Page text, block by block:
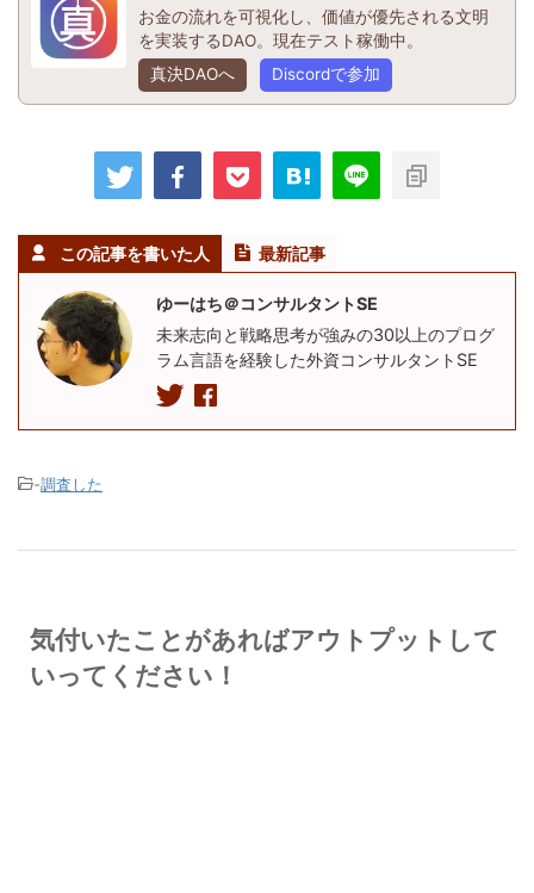
お金の流れを可視化し、価値が優先される文明
を実装するDAO。現在テスト稼働中。
真決DAOへ
Discordで参加
この記事を書いた人 最新記事
ゆーはち＠コンサルタントSE
未来志向と戦略思考が強みの30以上のプログ
ラム言語を経験した外資コンサルタントSE
-調査した
気付いたことがあればアウトプットして
いってください！